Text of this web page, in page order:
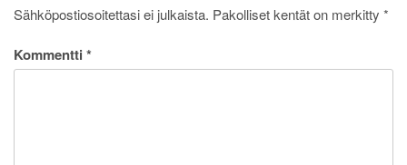
Sähköpostiosoitettasi ei julkaista. Pakolliset kentät on merkitty *
Kommentti *